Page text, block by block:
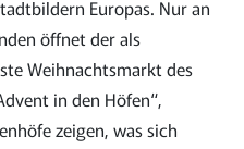
Europas. Nur an
öffnet der als
Weihnachtsmarkt des
in den Höfen“,
zeigen, was sich